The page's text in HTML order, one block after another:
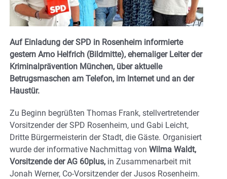
Auf Einladung der SPD in Rosenheim informierte
gestern Arno Helfrich (Bildmitte), ehemaliger Leiter der
Kriminalprävention München, über aktuelle
Betrugsmaschen am Telefon, im Internet und an der
Haustür.
Zu Beginn begrüßten Thomas Frank, stellvertretender
Vorsitzender der SPD Rosenheim, und Gabi Leicht,
Dritte Bürgermeisterin der Stadt, die Gäste. Organisiert
wurde der informative Nachmittag von Wilma Waldt,
Vorsitzende der AG 60plus, in Zusammenarbeit mit
Jonah Werner, Co-Vorsitzender der Jusos Rosenheim.